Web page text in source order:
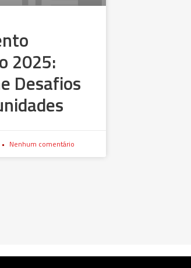
2025:
Desafios
Nenhum comentário